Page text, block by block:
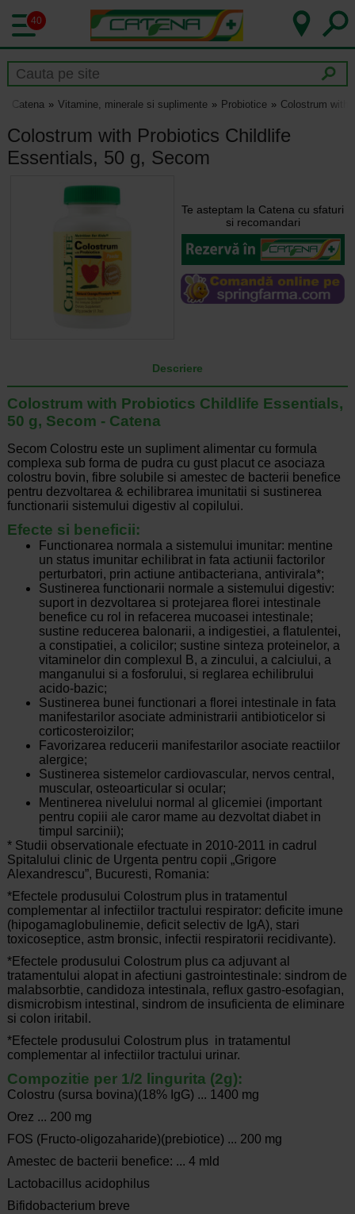
40
Catena Vitamine, minerale si suplimente Probiotice Colostrum with
Colostrum with Probiotics Childlife
Essentials, 50 g, Secom
Te asteptam la Catena cu sfaturi
si recomandari
Descriere
Colostrum with Probiotics Childlife Essentials,
50 g, Secom - Catena
Secom Colostru este un supliment alimentar cu formula
complexa sub forma de pudra cu gust placut ce asociaza
colostru bovin, fibre solubile si amestec de bacterii benefice
pentru dezvoltarea & echilibrarea imunitatii si sustinerea
functionarii sistemului digestiv al copilului.
Efecte si beneficii:
Functionarea normala a sistemului imunitar: mentine
un status imunitar echilibrat in fata actiunii factorilor
perturbatori, prin actiune antibacteriana, antivirala*;
Sustinerea functionarii normale a sistemului digestiv:
suport in dezvoltarea si protejarea florei intestinale
benefice cu rol in refacerea mucoasei intestinale;
sustine reducerea balonarii, a indigestiei, a flatulentei,
a constipatiei, a colicilor; sustine sinteza proteinelor, a
vitaminelor din complexul B, a zincului, a calciului, a
manganului si a fosforului, si reglarea echilibrului
acido-bazic;
Sustinerea bunei functionari a florei intestinale in fata
manifestarilor asociate administrarii antibioticelor si
corticosteroizilor;
Favorizarea reducerii manifestarilor asociate reactiilor
alergice;
Sustinerea sistemelor cardiovascular, nervos central,
muscular, osteoarticular si ocular;
Mentinerea nivelului normal al glicemiei (important
pentru copiii ale caror mame au dezvoltat diabet in
timpul sarcinii);
* Studii observationale efectuate in 2010-2011 in cadrul
Spitalului clinic de Urgenta pentru copii „Grigore
Alexandrescu”, Bucuresti, Romania:
*Efectele produsului Colostrum plus in tratamentul
complementar al infectiilor tractului respirator: deficite imune
(hipogamaglobulinemie, deficit selectiv de IgA), stari
toxicoseptice, astm bronsic, infectii respiratorii recidivante).
*Efectele produsului Colostrum plus ca adjuvant al
tratamentului alopat in afectiuni gastrointestinale: sindrom de
malabsorbtie, candidoza intestinala, reflux gastro-esofagian,
dismicrobism intestinal, sindrom de insuficienta de eliminare
si colon iritabil.
*Efectele produsului Colostrum plus in tratamentul
complementar al infectiilor tractului urinar.
Compozitie per 1/2 lingurita (2g):
Colostru (sursa bovina)(18% IgG) ... 1400 mg
Orez ... 200 mg
FOS (Fructo-oligozaharide)(prebiotice) ... 200 mg
Amestec de bacterii benefice: ... 4 mld
Lactobacillus acidophilus
Bifidobacterium breve